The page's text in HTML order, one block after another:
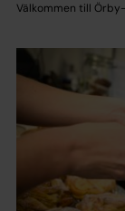
Välkommen till